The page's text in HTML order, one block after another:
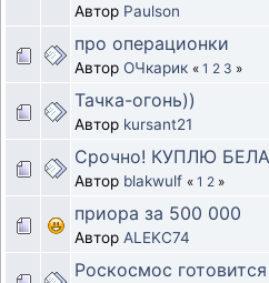
Автор Paulson
про операционки
Автор ОЧкарик « 1 2 3 »
Тачка-огонь))
Автор kursant21
Срочно! КУПЛЮ
Автор blakwulf « 1 2 »
приора за 500 000
Автор ALEKC74
Роскосмос